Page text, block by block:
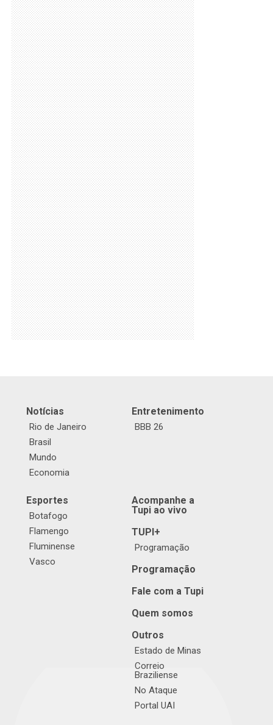
Notícias
Rio de Janeiro
Brasil
Mundo
Economia
Entretenimento
BBB 26
Esportes
Botafogo
Flamengo
Fluminense
Vasco
Acompanhe a
Tupi ao vivo
TUPI+
Programação
Programação
Fale com a Tupi
Quem somos
Outros
Estado de Minas
Correio
Braziliense
No Ataque
Portal UAI